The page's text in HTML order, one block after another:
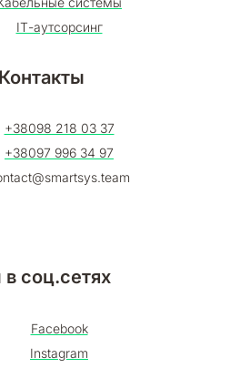
ІТ-аутсорсинг
Контакты
+38098 218 03 37
+38097 996 34 97
соц.сетях
Facebook
Instagram